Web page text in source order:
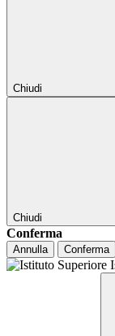
Chiudi
Chiudi
Conferma
Annulla Conferma